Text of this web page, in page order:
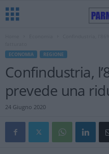
ECONOMIA REGIONE
Confindustria,
prevede una
24 Giugno 2020